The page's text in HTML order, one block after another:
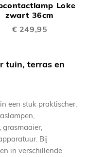
Loke
zwart 36cm
€ 249,95
tuin, terras en
een stuk praktischer.
Bij
in verschillende